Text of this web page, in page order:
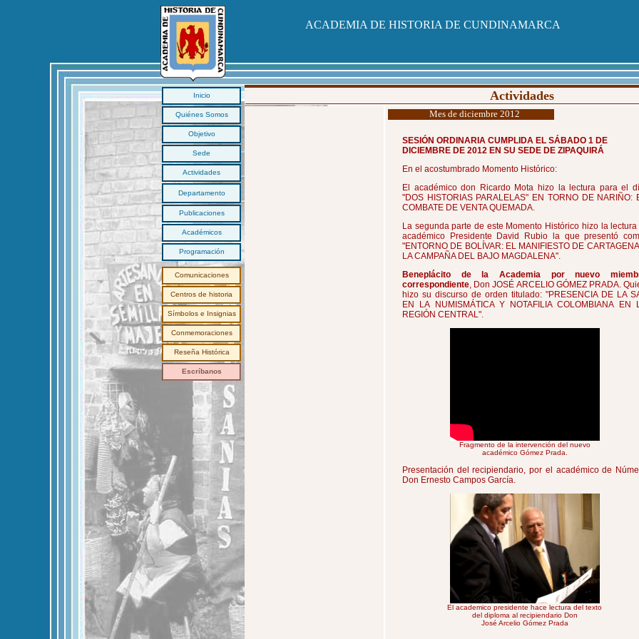
ACADEMIA DE HISTORIA DE CUNDINAMARCA
Inicio
Quiénes Somos
Objetivo
Sede
Actividades
Departamento
Publicaciones
Académicos
Programación
Comunicaciones
Centros de historia
Símbolos e Insignias
Conmemoraciones
Reseña Histórica
Escríbanos
Actividades
Mes de diciembre 2012
SESIÓN ORDINARIA CUMPLIDA EL SÁBADO 1 DE
DICIEMBRE DE 2012 EN SU SEDE DE ZIPAQUIRÁ
En el acostumbrado Momento Histórico:
El académico don Ricardo Mota hizo la lectura para el
"DOS HISTORIAS PARALELAS" EN TORNO DE NARIÑO:
COMBATE DE VENTA QUEMADA.
La segunda parte de este Momento Histórico hizo la
académico Presidente David Rubio la que presentó
"ENTORNO DE BOLÍVAR: EL MANIFIESTO DE
LA CAMPAÑA DEL BAJO MAGDALENA".
Beneplácito de la Academia por nuevo
correspondiente, Don JOSÉ ARCELIO GÓMEZ PRADA.
hizo su discurso de orden titulado: "PRESENCIA DE LA
EN LA NUMISMÁTICA Y NOTAFILIA COLOMBIANA EN
REGIÓN CENTRAL".
Fragmento de la intervención del nuevo
académico Gómez Prada.
Presentación del recipiendario, por el académico de
Don Ernesto Campos García.
El academico presidente hace lectura del texto
del diploma al recipiendario Don
José Arcelio Gómez Prada